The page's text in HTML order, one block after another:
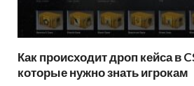
Как происходит дроп кейса в
которые нужно знать игрокам